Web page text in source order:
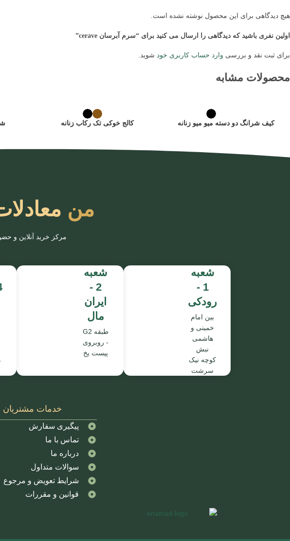
هیچ دیدگاهی برای این محصول نوشته نشده است.
اولین نفری باشید که دیدگاهی را ارسال می کنید برای “سرم آبرسان cerave”
برای ثبت نقد و بررسی وارد حساب کاربری خود شوید.
محصولات مشابه
کیف شرانگ دو دسته میو میو زنانه کالج خوکی تک رکاب زنانه
من
مرکز خرید آنلاین و
شعبه
1 -
رودکی
بین امام
خمینی و
هاشمی
نبش
کوچه نیک
سرشت
شعبه
2 -
ایران
مال
طبقه G2
- روبروی
پیست یخ
خدمات مشتریان
پیگیری سفارش
تماس با ما
درباره ما
سوالات متداول
شرایط تعویض و مرجوع
قوانین و مقررات